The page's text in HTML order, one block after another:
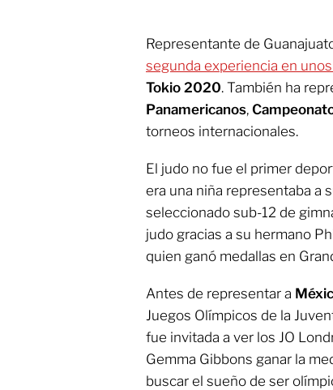
Representante de
segunda experiencia en unos
Tokio 2020. También ha
Panamericanos,
torneos internacionales.
El judo no fue el primer
era una niña representaba a
seleccionado sub-12 de
judo gracias a su hermano
quien ganó medallas en
Antes de representar a
Juegos Olímpicos de la
fue invitada a ver los JO
Gemma Gibbons ganar la
buscar el sueño de ser